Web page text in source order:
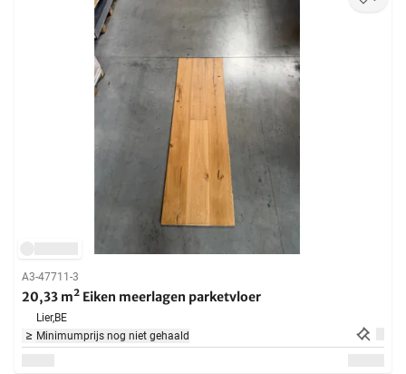
A3-47711-3
20,33 m² Eiken meerlagen parketvloer
Lier,BE
Minimumprijs nog niet gehaald